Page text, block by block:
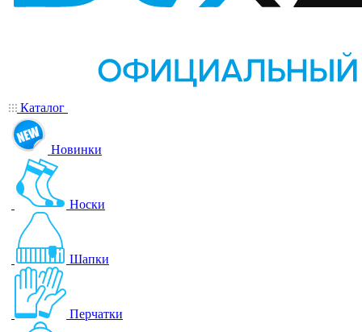
Каталог
Новинки
Носки
Шапки
Перчатки